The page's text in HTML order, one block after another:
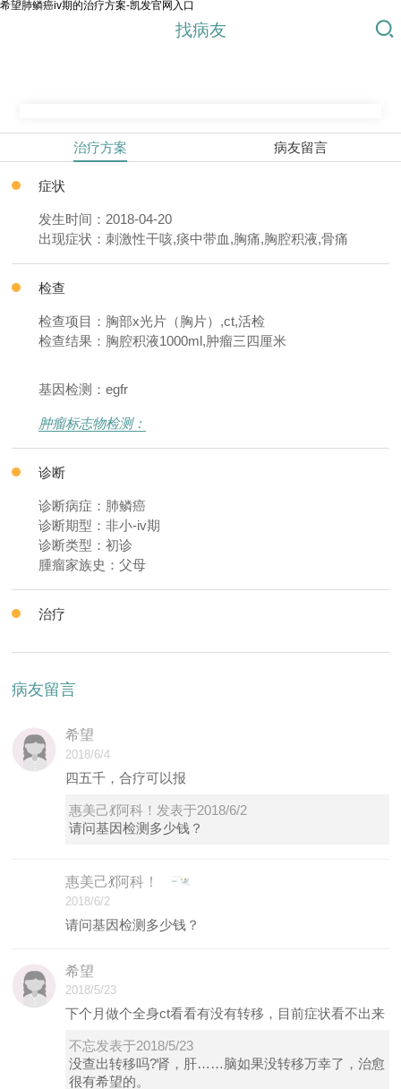
希望肺鳞癌iv期的治疗方案-凯发官网入口
找病友
治疗方案 病友留言
症状
发生时间：2018-04-20
出现症状：刺激性干咳,痰中带血,胸痛,胸腔积液,骨痛
检查
检查项目：胸部x光片（胸片）,ct,活检
检查结果：胸腔积液1000ml,肿瘤三四厘米
基因检测：egfr
肿瘤标志物检测：
诊断
诊断病症：肺鳞癌
诊断期型：非小-iv期
诊断类型：初诊
腫瘤家族史：父母
治疗
病友留言
希望
2018/6/4
四五千，合疗可以报
惠美己💃阿科！发表于2018/6/2
请问基因检测多少钱？
惠美己💃阿科！
2018/6/2
请问基因检测多少钱？
希望
2018/5/23
下个月做个全身ct看看有没有转移，目前症状看不出来
不忘发表于2018/5/23
没查出转移吗?肾，肝……脑如果没转移万幸了，治愈
很有希望的。